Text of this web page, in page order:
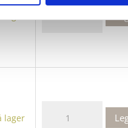
Averall
trekantisskrape
antall
lager
trekantisskrape